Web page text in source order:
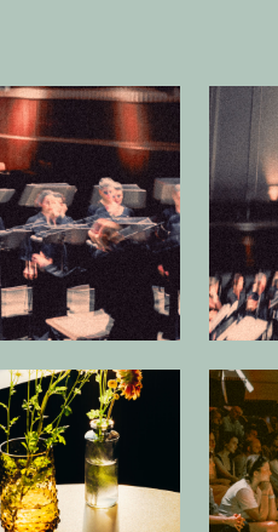
Open afbeelding in
Open afbeelding in